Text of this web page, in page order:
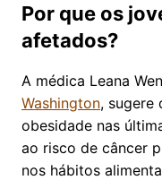
Por que os
afetados?
A médica Leana
Washington, sugere
obesidade nas
ao risco de câncer
nos hábitos